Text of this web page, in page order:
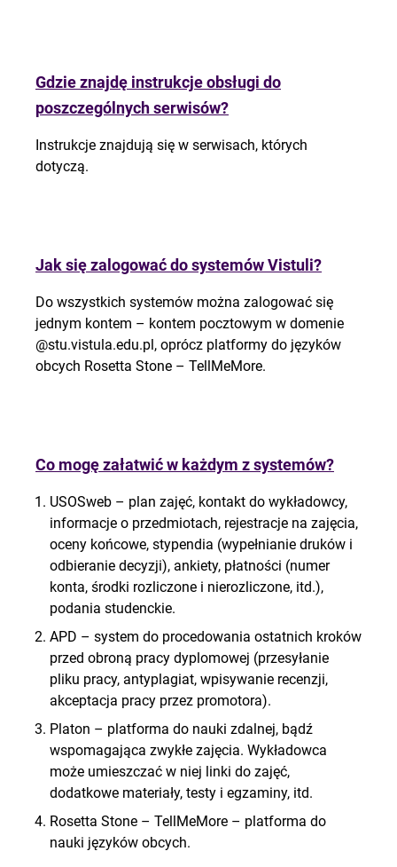
Gdzie znajdę instrukcje obsługi do
poszczególnych serwisów?
Instrukcje znajdują się w serwisach, których
dotyczą.
Jak się zalogować do systemów Vistuli?
Do wszystkich systemów można zalogować się
jednym kontem – kontem pocztowym w domenie
@stu.vistula.edu.pl, oprócz platformy do języków
obcych Rosetta Stone – TellMeMore.
Co mogę załatwić w każdym z systemów?
USOSweb – plan zajęć, kontakt do wykładowcy,
informacje o przedmiotach, rejestracje na zajęcia,
oceny końcowe, stypendia (wypełnianie druków i
odbieranie decyzji), ankiety, płatności (numer
konta, środki rozliczone i nierozliczone, itd.),
podania studenckie.
APD – system do procedowania ostatnich kroków
przed obroną pracy dyplomowej (przesyłanie
pliku pracy, antyplagiat, wpisywanie recenzji,
akceptacja pracy przez promotora).
Platon – platforma do nauki zdalnej, bądź
wspomagająca zwykłe zajęcia. Wykładowca
może umieszczać w niej linki do zajęć,
dodatkowe materiały, testy i egzaminy, itd.
Rosetta Stone – TellMeMore – platforma do
nauki języków obcych.